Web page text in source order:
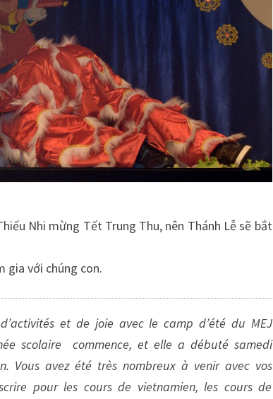
Nhi mừng Tết Trung Thu, nên Thánh Lễ sẽ bắt
gia với chúng con.
et de joie avec le camp d’été du MEJ
scolaire commence, et elle a débuté samedi
Vous avez été très nombreux à venir avec vos
pour les cours de vietnamien, les cours de